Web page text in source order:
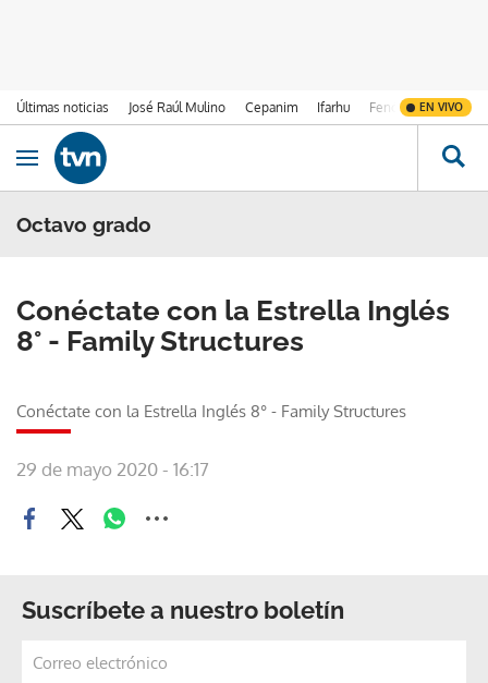
Últimas noticias José Raúl Mulino Cepanim Ifarhu Fenómeno de El
EN VIVO
Ir al contenido
Obrir navegació
Octavo grado
Conéctate con la Estrella Inglés
8° - Family Structures
Conéctate con la Estrella Inglés 8° - Family Structures
29 de mayo 2020 - 16:17
Suscríbete a nuestro boletín